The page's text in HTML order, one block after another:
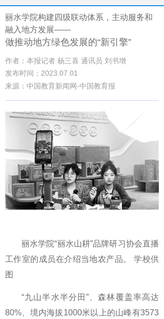
丽水学院构建四级联动体系，主动服务和
融入地方发展——
做推动地方绿色发展的“新引擎”
作者：本报记者 杨三喜 通讯员 刘书增
发布时间：2023.07.01
来源：中国教育新闻网-中国教育报
丽水学院“丽水山耕”品牌研习协会直播
工作室的成员在介绍当地农产品。 学校供
图
“九山半水半分田”、森林覆盖率高达
80%、境内海拔1000米以上的山峰有3573